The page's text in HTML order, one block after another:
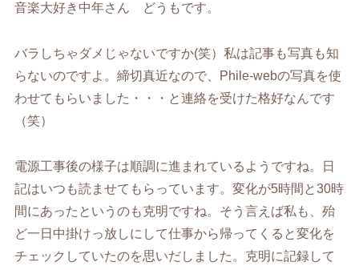
音楽大好き中年さん どうもです。
バラしちゃダメじゃないですか(笑）私は記事も写真も知
らないのですよ。締切真近なので、Phile-webの写真を使
わせてもらいました・・・と連絡を受けた格好なんです
（笑）
電源工事後の様子は順調に進まれているようですね。日
記はいつも読ませてもらっています。変化が5時間と30時
間にあったというのも克明ですね。そう言えば私も、殆
ど一日中掛けっ放しにして仕事から帰ってくると変化を
チェックしていたのを思いだしました。克明に記録して